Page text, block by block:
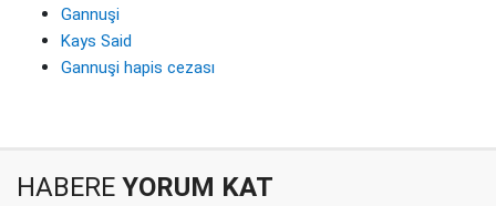
Gannuşi
Kays Said
Gannuşi hapis cezası
HABERE YORUM KAT